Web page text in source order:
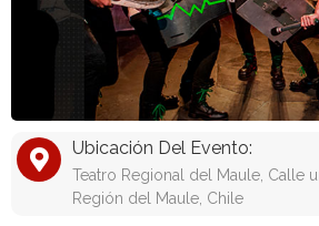
Ubicación Del Evento:
Teatro Regional del Maule, Calle
Región del Maule, Chile